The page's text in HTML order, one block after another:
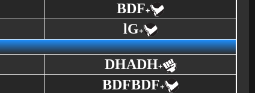
BDF+
lG+
DHADH+
BDFBDF+